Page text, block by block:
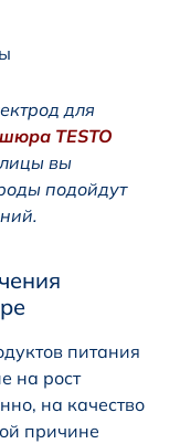
для
TESTO
вы
подойдут
питания
на рост
на качество
причине